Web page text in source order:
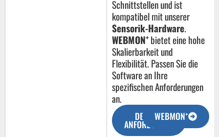
Schnittstellen und ist
kompatibel mit unserer
Sensorik-Hardware.
WEBMON+ bietet eine hohe
Skalierbarkeit und
Flexibilität. Passen Sie die
Software an Ihre
spezifischen Anforderungen
an.
DEMO
ANFORDERN
WEBMON+